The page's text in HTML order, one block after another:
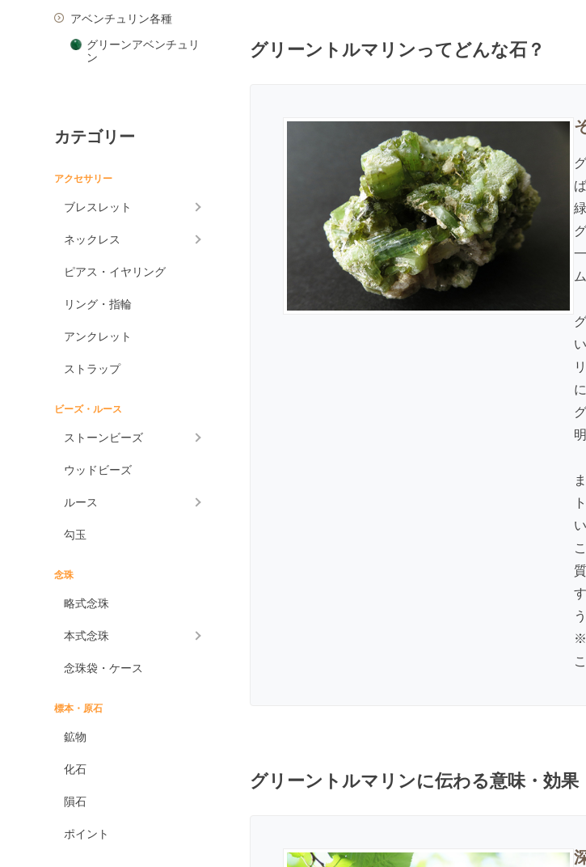
アベンチュリン各種
グリーンアベンチュリ
ン
オレンジアベンチュリ
アマゾナイト
アメジスト各種
グリーンアメジスト
ケープアメジスト
ル
アメトリン
アンモライト
出雲石
一位
イーグルアイ
ヴァーダイト
オニキス各種
ブラックマトリックス
カテゴリー
アクセサリー
ブレスレット
ネックレス
ピアス・イヤリング
リング・指輪
アンクレット
ストラップ
ビーズ・ルース
ストーンビーズ
ウッドビーズ
ルース
勾玉
念珠
略式念珠
本式念珠
念珠袋・ケース
標本・原石
鉱物
化石
隕石
ポイント
グリーントルマリンってどんな石？
※
グリーントルマリンに伝わる意味・効果